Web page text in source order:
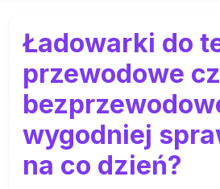
Ładowarki do
przewodowe
wygodniej
na co dzień?